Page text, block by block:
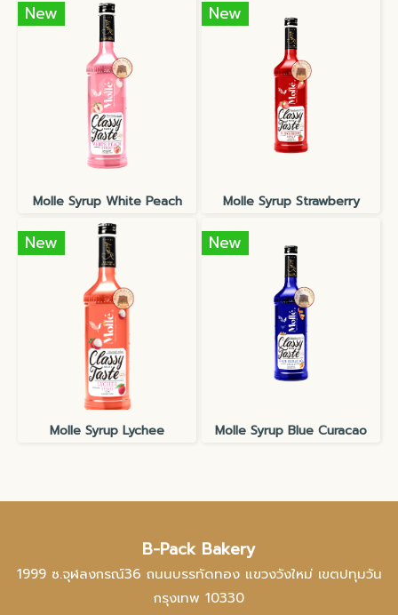
New
Molle Syrup White Peach
New
Molle Syrup Strawberry
New
Molle Syrup Lychee
New
Molle Syrup Blue Curacao
B-Pack Bakery
1999 ซ.จุฬลงกรณ์36 ถนนบรรทัดทอง แขวงวังใหม่ เขตปทุมวัน
กรุงเทพ 10330